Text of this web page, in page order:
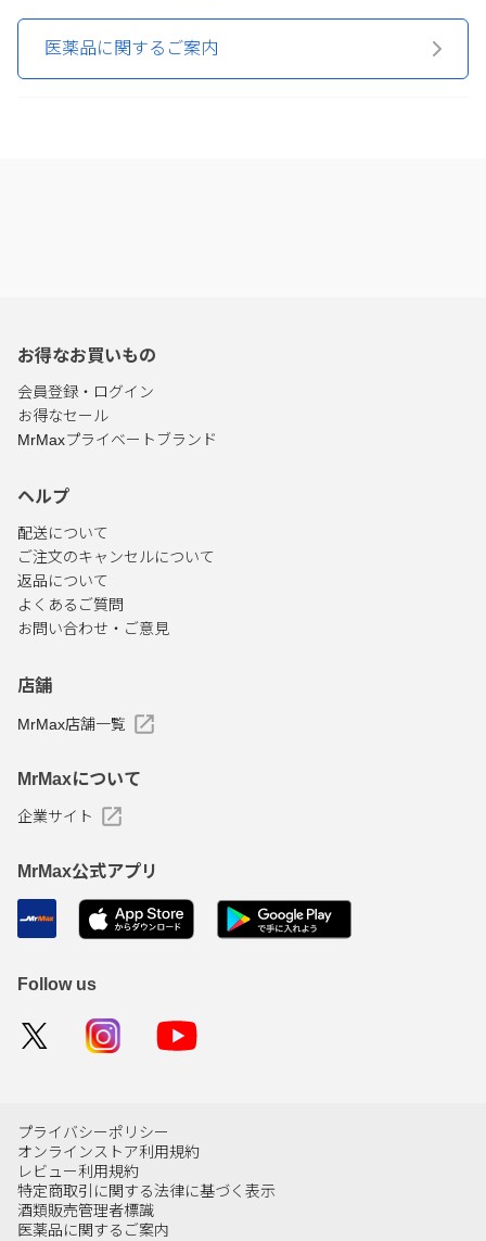
医薬品に関するご案内
お得なお買いもの
会員登録・ログイン
お得なセール
MrMaxプライベートブランド
ヘルプ
配送について
ご注文のキャンセルについて
返品について
よくあるご質問
お問い合わせ・ご意見
店舗
MrMax店舗一覧
MrMaxについて
企業サイト
MrMax公式アプリ
Follow us
プライバシーポリシー
オンラインストア利用規約
レビュー利用規約
特定商取引に関する法律に基づく表示
酒類販売管理者標識
医薬品に関するご案内